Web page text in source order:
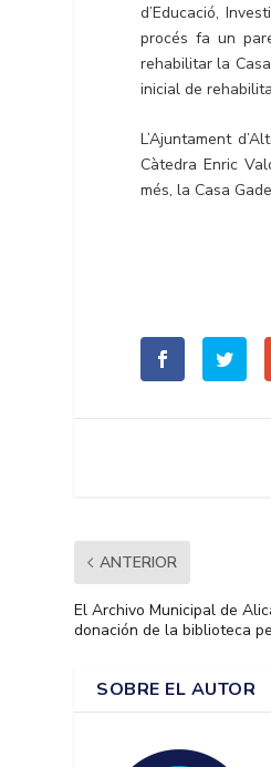
d’Educació,
procés fa un
rehabilitar la
inicial de
L’Ajuntament
Càtedra Enric
més, la Casa
ANTERIOR
El Archivo Municipal de
donación de la biblioteca
SOBRE EL AUTOR